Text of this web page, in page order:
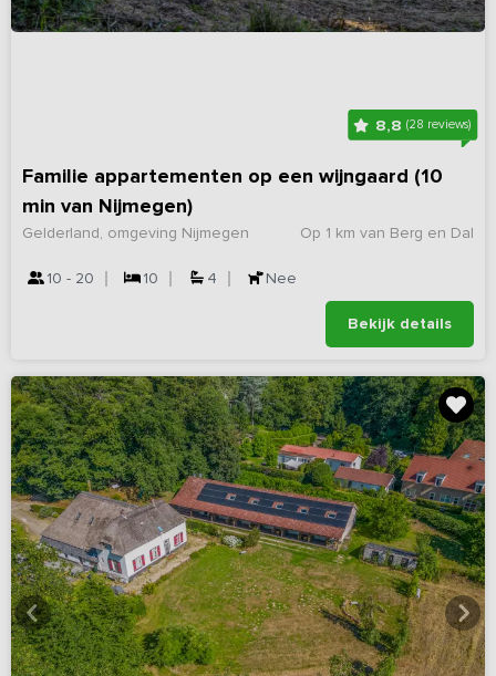
8,8 (28 reviews)
Familie appartementen op een wijngaard (10
min van Nijmegen)
Op 1 km van Berg en Dal
Gelderland, omgeving Nijmegen
10 - 20 10 4 Nee
Bekijk details